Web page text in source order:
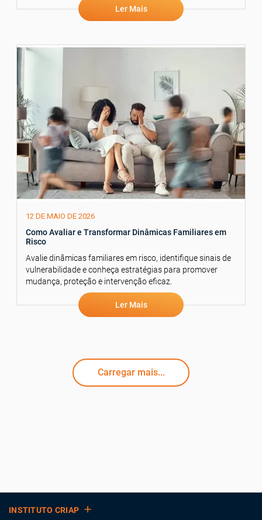
Ler Mais
12 DE MAIO DE 2026
Como Avaliar e Transformar Dinâmicas Familiares em
Risco
Avalie dinâmicas familiares em risco, identifique sinais de
vulnerabilidade e conheça estratégias para promover
mudança, proteção e intervenção eficaz.
Ler Mais
Carregar mais...
INSTITUTO CRIAP